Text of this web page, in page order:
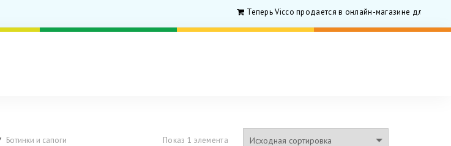
Теперь Vicco продается в онлайн-магазине для
Ботинки и сапоги Показ 1 элемента